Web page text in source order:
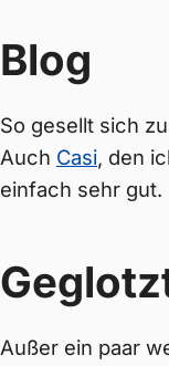
Blog
So gesellt sich
Auch Casi, den
einfach sehr gut.
Außer ein paar